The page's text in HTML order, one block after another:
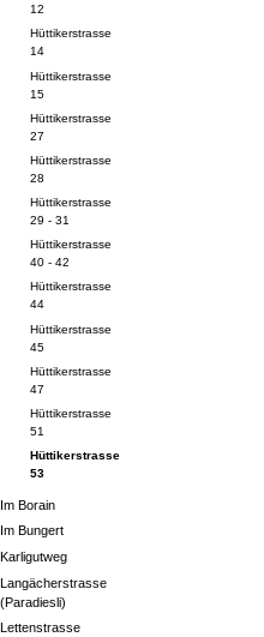
12
Hüttikerstrasse
14
Hüttikerstrasse
15
Hüttikerstrasse
27
Hüttikerstrasse
28
Hüttikerstrasse
29 - 31
Hüttikerstrasse
40 - 42
Hüttikerstrasse
44
Hüttikerstrasse
45
Hüttikerstrasse
47
Hüttikerstrasse
51
Hüttikerstrasse
53
Im Borain
Im Bungert
Karligutweg
Langächerstrasse
(Paradiesli)
Lettenstrasse